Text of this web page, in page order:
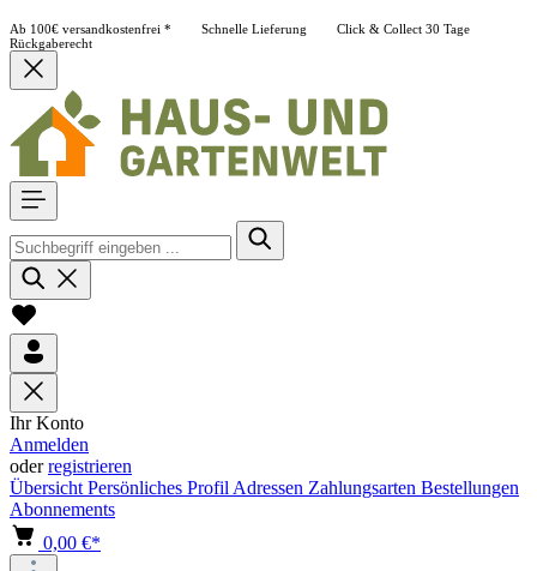
Ab 100€ versandkostenfrei * Schnelle Lieferung Click & Collect 30 Tage
Rückgaberecht
Ihr Konto
Anmelden
oderregistrieren
Übersicht Persönliches Profil Adressen Zahlungsarten Bestellungen
Abonnements
0,00 €*